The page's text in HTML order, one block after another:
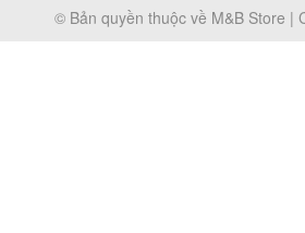
© Bản quyền thuộc về M&B Store |